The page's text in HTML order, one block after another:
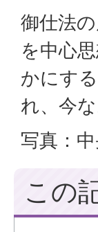
御仕法
を中心
かにす
れ、今
写真：
この